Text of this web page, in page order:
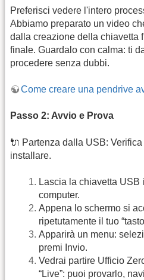
Preferisci vedere l'intero
Abbiamo preparato un video
dalla creazione della chiavetta
finale. Guardalo con calma: ti
procedere senza dubbi.
Come creare una pendrive
Passo 2: Avvio e Prova
🔌 Partenza dalla USB:
installare.
Lascia la chiavetta USB
computer.
Appena lo schermo si
ripetutamente il tuo
Apparirà un menu:
premi Invio.
Vedrai partire Ufficio
“Live”: puoi provarlo,